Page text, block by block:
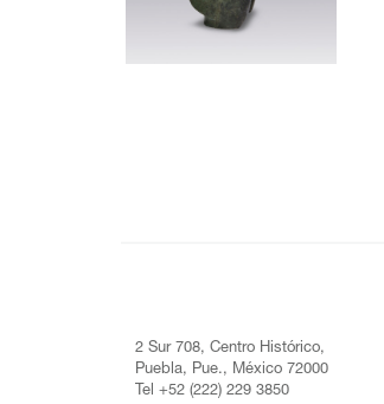
2 Sur 708, Centro Histórico,
Puebla, Pue., México 72000
Tel +52 (222) 229 3850